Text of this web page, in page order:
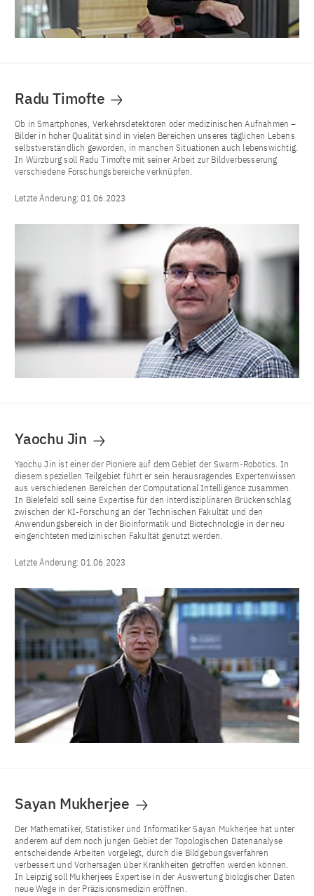
Radu Timofte
Ob in Smartphones, Verkehrsdetektoren oder medizinischen Aufnahmen –
Bilder in hoher Qualität sind in vielen Bereichen unseres täglichen Lebens
selbstverständlich geworden, in manchen Situationen auch lebenswichtig.
In Würzburg soll Radu Timofte mit seiner Arbeit zur Bildverbesserung
verschiedene Forschungsbereiche verknüpfen.
Letzte Änderung:01.06.2023
Yaochu Jin
Yaochu Jin ist einer der Pioniere auf dem Gebiet der Swarm-Robotics. In
diesem speziellen Teilgebiet führt er sein herausragendes Expertenwissen
aus verschiedenen Bereichen der Computational Intelligence zusammen.
In Bielefeld soll seine Expertise für den interdisziplinären Brückenschlag
zwischen der KI-Forschung an der Technischen Fakultät und den
Anwendungsbereich in der Bioinformatik und Biotechnologie in der neu
eingerichteten medizinischen Fakultät genutzt werden.
Letzte Änderung:01.06.2023
Sayan Mukherjee
Der Mathematiker, Statistiker und Informatiker Sayan Mukherjee hat unter
anderem auf dem noch jungen Gebiet der Topologischen Datenanalyse
entscheidende Arbeiten vorgelegt, durch die Bildgebungsverfahren
verbessert und Vorhersagen über Krankheiten getroffen werden können.
In Leipzig soll Mukherjees Expertise in der Auswertung biologischer Daten
neue Wege in der Präzisionsmedizin eröffnen.